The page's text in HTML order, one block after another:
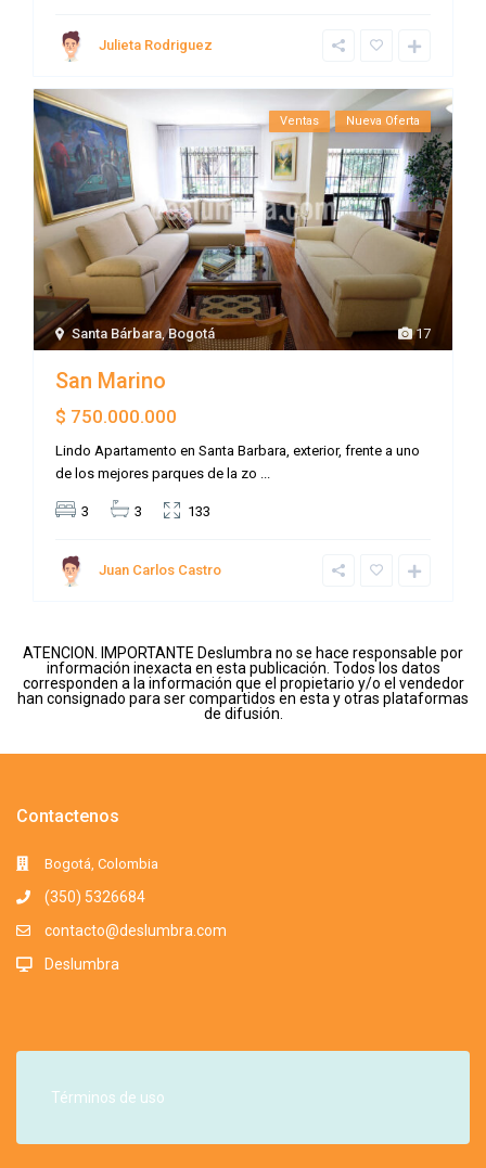
Julieta Rodriguez
17
Santa Bárbara,Bogotá
Ventas Nueva Oferta
San Marino
$ 750.000.000
Lindo Apartamento en Santa Barbara, exterior, frente a uno
de los mejores parques de la zo ...
3 3 133
Juan Carlos Castro
ATENCION. IMPORTANTE Deslumbra no se hace responsable por
información inexacta en esta publicación. Todos los datos
corresponden a la información que el propietario y/o el vendedor
han consignado para ser compartidos en esta y otras plataformas
de difusión.
Contactenos
Bogotá, Colombia
(350) 5326684
contacto@deslumbra.com
Deslumbra
Términos de uso